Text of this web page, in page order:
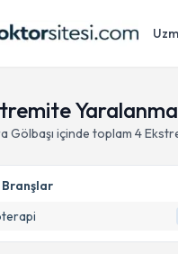
Gölbaşı içinde toplam 4